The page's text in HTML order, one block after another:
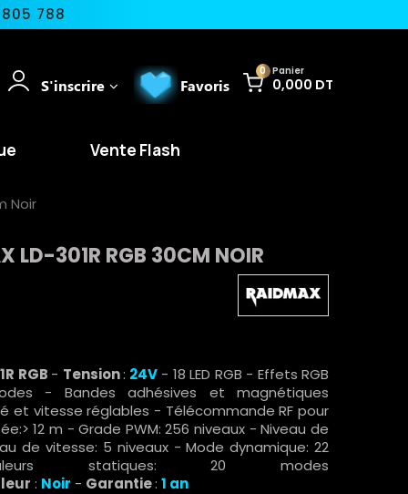
788
0 Panier
0,000 DT
Favoris
S'inscrire
Vente Flash
Noir
LD-301R RGB 30CM NOIR
RGB - Tension: 24V - 18 LED RGB - Effets RGB
- Bandes adhésives et magnétiques
et vitesse réglables - Télécommande RF pour
12 m - Grade PWM: 256 niveaux - Niveau de
de vitesse: 5 niveaux - Mode dynamique: 22
statiques: 20 modes
: Noir - Garantie: 1 an